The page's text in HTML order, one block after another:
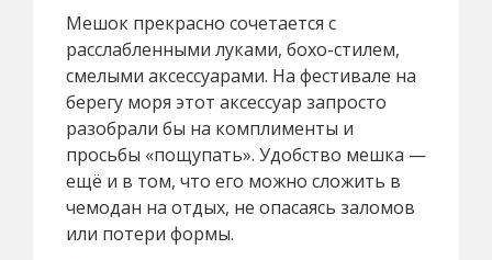
Мешок прекрасно сочетается с
расслабленными луками, бохо-стилем,
смелыми аксессуарами. На фестивале на
берегу моря этот аксессуар запросто
разобрали бы на комплименты и
просьбы «пощупать». Удобство мешка —
ещё и в том, что его можно сложить в
чемодан на отдых, не опасаясь заломов
или потери формы.